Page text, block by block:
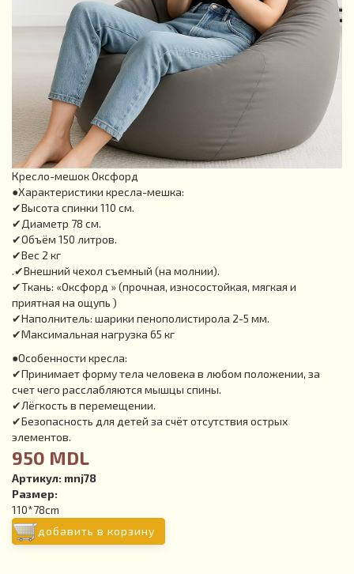
Кресло-мешок Оксфорд
●Характеристики кресла-мешка:
✔Высота спинки 110 см.
✔Диаметр 78 см.
✔Объём 150 литров.
✔Вес 2 кг
.✔Внешний чехол съемный (на молнии).
✔Ткань: «Оксфорд » (прочная, износостойкая, мягкая и
приятная на ощупь )
✔Наполнитель: шарики пенополистирола 2-5 мм.
✔Максимальная нагрузка 65 кг
●Особенности кресла:
✔Принимает форму тела человека в любом положении, за
счет чего расслабляются мышцы спины.
✔Лёгкость в перемещении.
✔Безопасность для детей за счёт отсутствия острых
элементов.
950 MDL
Артикул: mnj78
Размер:
110*78cm
добавить в корзину